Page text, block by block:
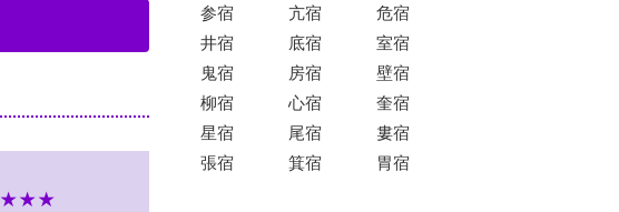
★★★
参宿
亢宿
危宿
井宿
底宿
室宿
鬼宿
房宿
壁宿
柳宿
心宿
奎宿
星宿
尾宿
婁宿
張宿
箕宿 胃宿